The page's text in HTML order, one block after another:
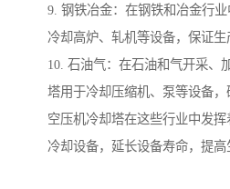
9. 钢铁冶金：在钢铁和冶金行
冷却高炉、轧机等设备，保证生
10. 石油气：在石油和气开采、
塔用于冷却压缩机、泵等设备，
空压机冷却塔在这些行业中发
冷却设备，延长设备寿命，提高